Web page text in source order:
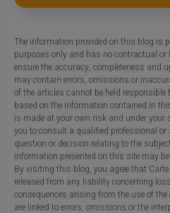
The information provided on this blog is
purposes only and has no contractual
ensure the accuracy, completeness and
may contain errors, omissions or
of the articles cannot be held
based on the information contained in
is made at your own risk and under your
you to consult a qualified professional
question or decision relating to the
information presented on this site may
By visiting this blog, you agree that
released from any liability concerning
consequences arising from the use of
are linked to errors, omissions or the